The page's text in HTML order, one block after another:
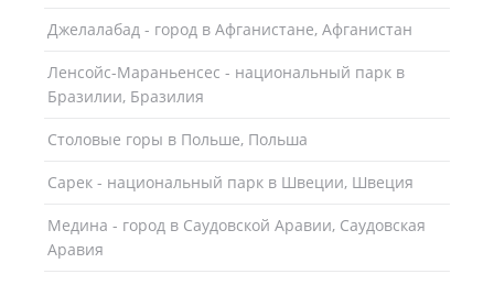
Джелалабад - город в Афганистане, Афганистан
Ленсойc-Мараньенсес - национальный парк в
Бразилии, Бразилия
Столовые горы в Польше, Польша
Сарек - национальный парк в Швеции, Швеция
Медина - город в Саудовской Аравии, Саудовская
Аравия